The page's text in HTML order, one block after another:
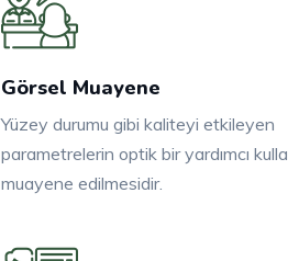
Görsel Muayene
Yüzey durumu gibi kaliteyi etkileyen
parametrelerin optik bir yardımcı
muayene edilmesidir.